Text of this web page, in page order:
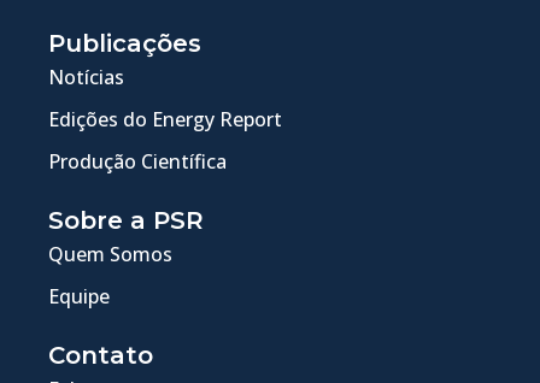
Publicações
Notícias
Edições do Energy Report
Produção Científica
Sobre a PSR
Quem Somos
Equipe
Contato